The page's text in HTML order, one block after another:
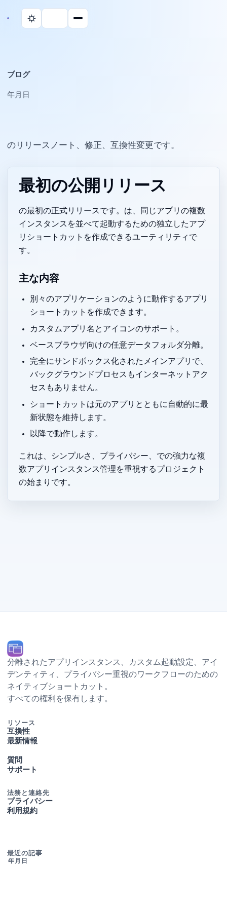
ブログ
2025年10月20日
Parall のリリースノート、修正、互換性変更です。
最初の公開リリース
の最初の正式リリースです。Parall は、同じアプリの複数
インスタンスを並べて起動するための独立したアプ
リショートカットを作成できる macOS ユーティリティで
す。
主な内容
別々のアプリケーションのように動作するアプリ
ショートカットを作成できます。
カスタムアプリ名とアイコンのサポート。
Chrome ベースブラウザ向けの任意データフォルダ分離。
完全にサンドボックス化されたメインアプリで、
バックグラウンドプロセスもインターネットアク
セスもありません。
ショートカットは元のアプリとともに自動的に最
新状態を維持します。
macOS 10.10 以降で動作します。
これは、シンプルさ、プライバシー、macOS での強力な複
数アプリインスタンス管理を重視する Parall プロジェクト
の始まりです。
分離されたアプリインスタンス、カスタム起動設定、Dock アイ
デンティティ、プライバシー重視のワークフローのための
ネイティブ macOS ショートカット。
© 2026 Ihor July. すべての権利を保有します。
リソース
互換性
最新情報
質問
サポート
法務と連絡先
プライバシー
利用規約
最近の記事
2026年7月30日